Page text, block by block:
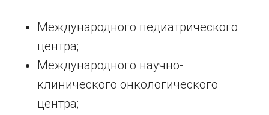
Международного педиатрического
центра;
Международного научно-
клинического онкологического
центра;